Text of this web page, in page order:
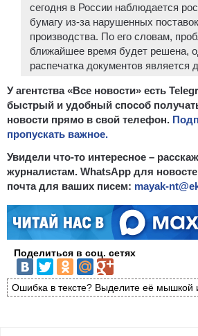
сегодня в России наблюдается
бумагу из-за нарушенных
производства. По его словам,
ближайшее время будет решена,
распечатка документов является
У агентства «Все новости» есть
быстрый и удобный способ
новости прямо в свой телефон.
пропускать важное.
Увидели что-то интересное –
журналистам. WhatsApp для
почта для ваших писем: mayak-
Поделиться в соц. сетях
Ошибка в тексте? Выделите её мышкой